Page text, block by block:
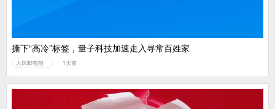
撕下“高冷”标签，量子科技加速走入寻常百姓家
人民邮电报 1天前